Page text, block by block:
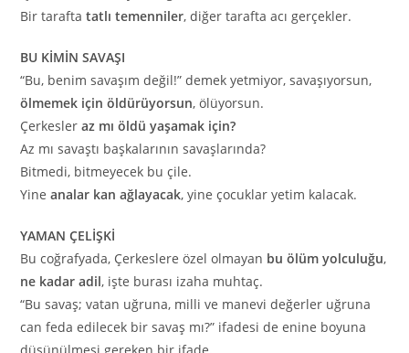
Bir taraftatatlı temenniler, diğer tarafta acı gerçekler.
BU KİMİN SAVAŞI
“Bu, benim savaşım değil!” demek yetmiyor, savaşıyorsun,
ölmemek için öldürüyorsun, ölüyorsun.
Çerkesleraz mı öldü yaşamak için?
Az mı savaştı başkalarının savaşlarında?
Bitmedi, bitmeyecek bu çile.
Yineanalar kan ağlayacak, yine çocuklar yetim kalacak.
YAMAN ÇELİŞKİ
Bu coğrafyada, Çerkeslere özel olmayan bu ölüm yolculuğu,
ne kadar adil, işte burası izaha muhtaç.
“Bu savaş; vatan uğruna, milli ve manevi değerler uğruna
can feda edilecek bir savaş mı?” ifadesi de enine boyuna